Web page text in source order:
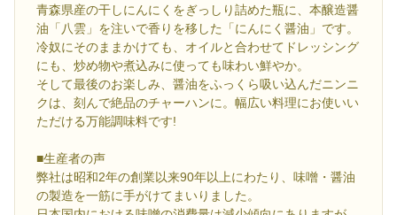
青森県産の干しにんにくをぎっしり詰めた瓶に、本醸造醤
油「八雲」を注いで香りを移した「にんにく醤油」です。
冷奴にそのままかけても、オイルと合わせてドレッシング
にも、炒め物や煮込みに使っても味わい鮮やか。
そして最後のお楽しみ、醤油をふっくら吸い込んだニンニ
クは、刻んで絶品のチャーハンに。幅広い料理にお使いい
ただける万能調味料です!
■生産者の声
弊社は昭和2年の創業以来90年以上にわたり、味噌・醤油
の製造を一筋に手がけてまいりました。